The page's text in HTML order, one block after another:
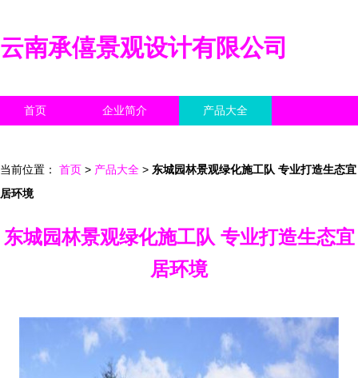
云南承僖景观设计有限公司
首页 企业简介 产品大全
当前位置： 首页 > 产品大全 > 东城园林景观绿化施工队 专业打造生态宜
居环境
东城园林景观绿化施工队 专业打造生态宜
居环境